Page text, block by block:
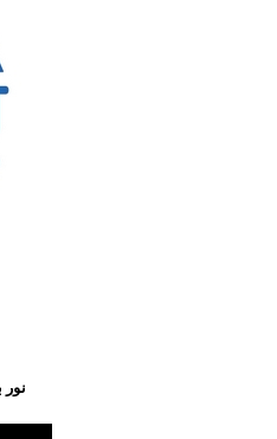
نور